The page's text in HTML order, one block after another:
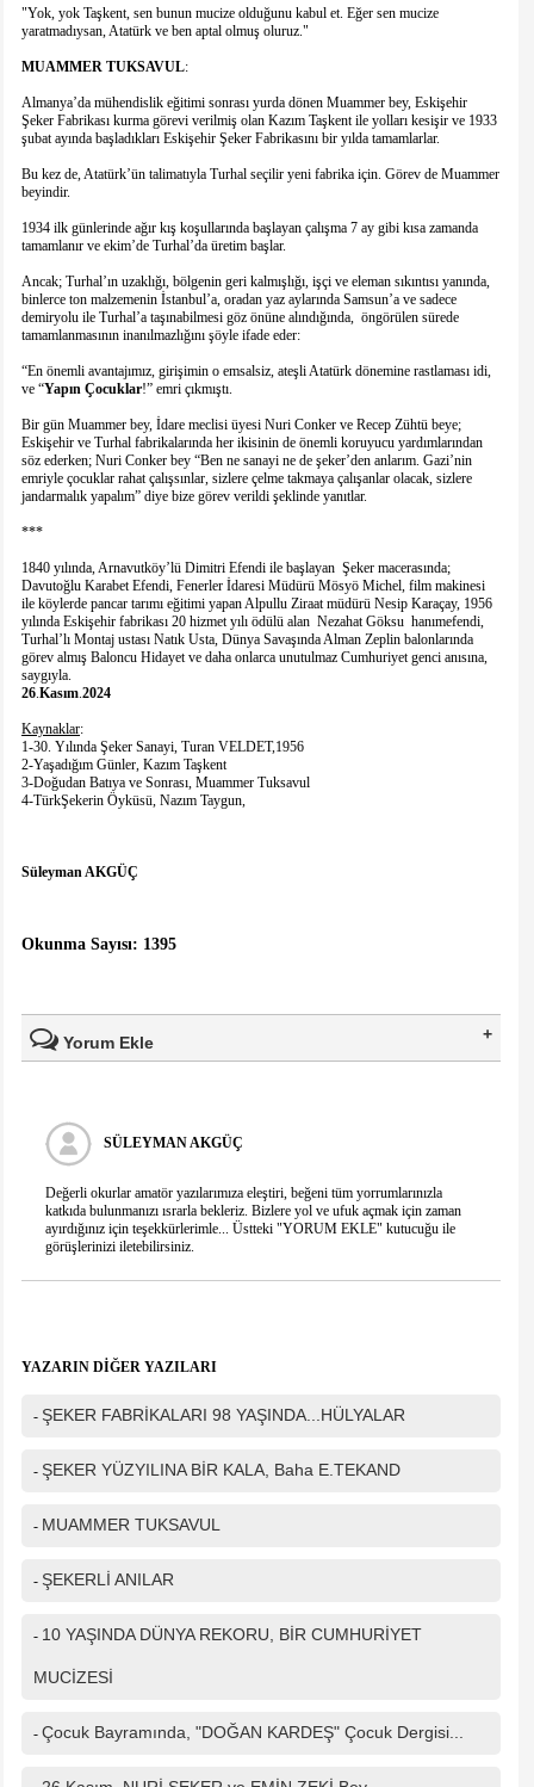
"Yok, yok Taşkent, sen bunun mucize olduğunu kabul et. Eğer sen mucize
yaratmadıysan, Atatürk ve ben aptal olmuş oluruz."
MUAMMER TUKSAVUL:
Almanya’da mühendislik eğitimi sonrası yurda dönen Muammer bey, Eskişehir
Şeker Fabrikası kurma görevi verilmiş olan Kazım Taşkent ile yolları kesişir ve 1933
şubat ayında başladıkları Eskişehir Şeker Fabrikasını bir yılda tamamlarlar.
Bu kez de, Atatürk’ün talimatıyla Turhal seçilir yeni fabrika için. Görev de Muammer
beyindir.
1934 ilk günlerinde ağır kış koşullarında başlayan çalışma 7 ay gibi kısa zamanda
tamamlanır ve ekim’de Turhal’da üretim başlar.
Ancak; Turhal’ın uzaklığı, bölgenin geri kalmışlığı, işçi ve eleman sıkıntısı yanında,
binlerce ton malzemenin İstanbul’a, oradan yaz aylarında Samsun’a ve sadece
demiryolu ile Turhal’a taşınabilmesi göz önüne alındığında, öngörülen sürede
tamamlanmasının inanılmazlığını şöyle ifade eder:
“En önemli avantajımız, girişimin o emsalsiz, ateşli Atatürk dönemine rastlaması idi,
ve “Yapın Çocuklar!” emri çıkmıştı.
Bir gün Muammer bey, İdare meclisi üyesi Nuri Conker ve Recep Zühtü beye;
Eskişehir ve Turhal fabrikalarında her ikisinin de önemli koruyucu yardımlarından
söz ederken; Nuri Conker bey “Ben ne sanayi ne de şeker’den anlarım. Gazi’nin
emriyle çocuklar rahat çalışsınlar, sizlere çelme takmaya çalışanlar olacak, sizlere
jandarmalık yapalım” diye bize görev verildi şeklinde yanıtlar.
***
1840 yılında, Arnavutköy’lü Dimitri Efendi ile başlayan Şeker macerasında;
Davutoğlu Karabet Efendi, Fenerler İdaresi Müdürü Mösyö Michel, film makinesi
ile köylerde pancar tarımı eğitimi yapan Alpullu Ziraat müdürü Nesip Karaçay, 1956
yılında Eskişehir fabrikası 20 hizmet yılı ödülü alan Nezahat Göksu hanımefendi,
Turhal’lı Montaj ustası Natık Usta, Dünya Savaşında Alman Zeplin balonlarında
görev almış Baloncu Hidayet ve daha onlarca unutulmaz Cumhuriyet genci anısına,
saygıyla.
26.Kasım.2024
Kaynaklar:
1-30. Yılında Şeker Sanayi, Turan VELDET,1956
2-Yaşadığım Günler, Kazım Taşkent
3-Doğudan Batıya ve Sonrası, Muammer Tuksavul
4-TürkŞekerin Öyküsü, Nazım Taygun,
Süleyman AKGÜÇ
Okunma Sayısı: 1395
Yorum Ekle
Telefon
216.73.216.220
Güvenlik kodu
SÜLEYMAN AKGÜÇ
Değerli okurlar amatör yazılarımıza eleştiri, beğeni tüm yorrumlarınızla
katkıda bulunmanızı ısrarla bekleriz. Bizlere yol ve ufuk açmak için zaman
ayırdığınız için teşekkürlerimle... Üstteki "YORUM EKLE" kutucuğu ile
görüşlerinizi iletebilirsiniz.
YAZARIN DİĞER YAZILARI
- ŞEKER FABRİKALARI 98 YAŞINDA...HÜLYALAR
- ŞEKER YÜZYILINA BİR KALA, Baha E.TEKAND
- MUAMMER TUKSAVUL
- ŞEKERLİ ANILAR
- 10 YAŞINDA DÜNYA REKORU, BİR CUMHURİYET
MUCİZESİ
- Çocuk Bayramında, "DOĞAN KARDEŞ" Çocuk Dergisi...